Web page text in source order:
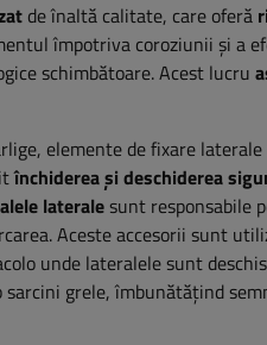
de înaltă calitate, care oferă
împotriva coroziunii și a
schimbătoare. Acest lucru
elemente de fixare laterale
închiderea și deschiderea
lateralesunt responsabile
Aceste accesorii sunt
unde lateralele sunt
grele, îmbunătățind